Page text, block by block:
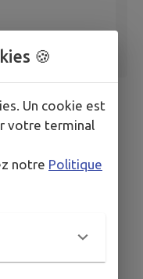
🍪
Un cookie est
votre terminal
notre Politique